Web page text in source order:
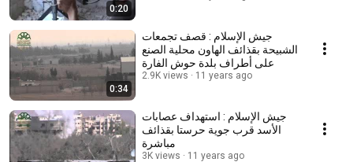
0:20
0:34
جيش الإسلام : قصف تجمعات
الشبيحة بقذائف الهاون محلية الصنع
على أطراف بلدة حوش الفارة
2.9K views 11 years ago
جيش الإسلام : استهداف عصابات
الأسد قرب جوية حرستا بقذائف
مباشرة
3K views 11 years ago